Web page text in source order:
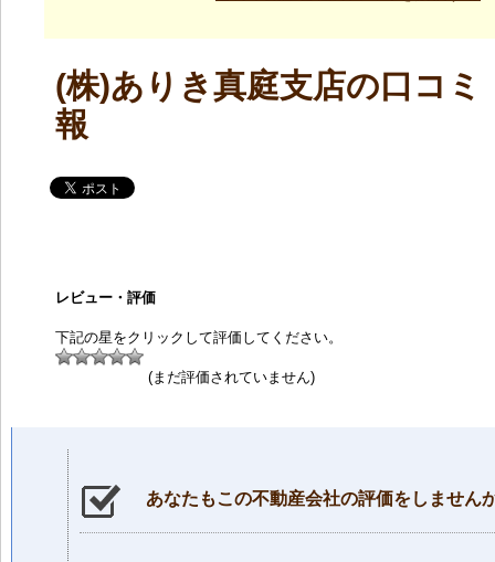
(株)ありき真庭支店の口コミ
報
レビュー・評価
下記の星をクリックして評価してください。
(まだ評価されていません)
あなたもこの不動産会社の評価をしません